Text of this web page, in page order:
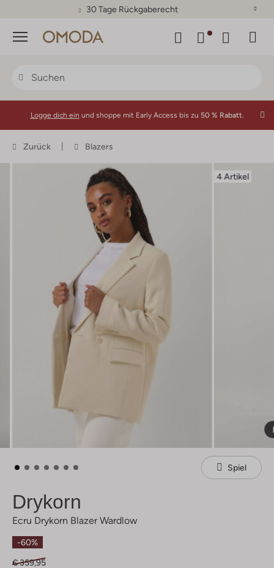
30 Tage Rückgaberecht
Menü
Logge dich ein und shoppe mit Early Access bis zu 50 % Rabatt.
Zurück Blazers
4 Artikel
Spiel
Drykorn
Ecru Drykorn Blazer Wardlow
-60%
€ 359,95